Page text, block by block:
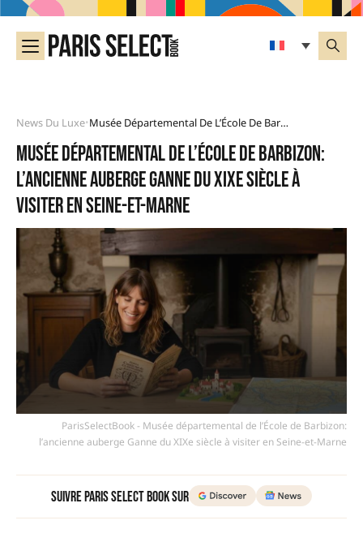
News Du Luxe• Musée Départemental De L’École De Barbizon: L’ancienne Auberge Ganne Du XIXe Siècle À Visiter En Seine-Et-Marne
Musée départemental de l’École de Barbizon:
l’ancienne auberge Ganne du XIXe siècle à
visiter en Seine-et-Marne
ParisSelectBook - Musée départemental de l’École de Barbizon:
l’ancienne auberge Ganne du XIXe siècle à visiter en Seine-et-Marne
Suivre Paris Select Book sur